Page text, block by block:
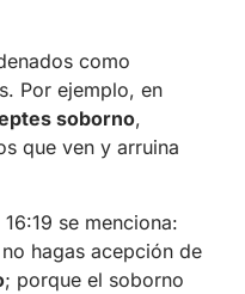
como
Por ejemplo, en
soborno,
que ven y arruina
se menciona:
hagas acepción de
; porque el soborno